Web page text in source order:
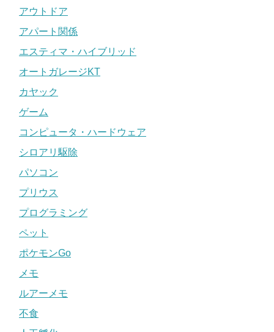
アウトドア
アパート関係
エスティマ・ハイブリッド
オートガレージKT
カヤック
ゲーム
コンピュータ・ハードウェア
シロアリ駆除
パソコン
プリウス
プログラミング
ペット
ポケモンGo
メモ
ルアーメモ
不食